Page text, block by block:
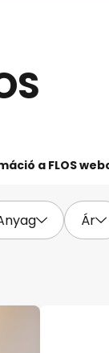
a FLOS
Ár